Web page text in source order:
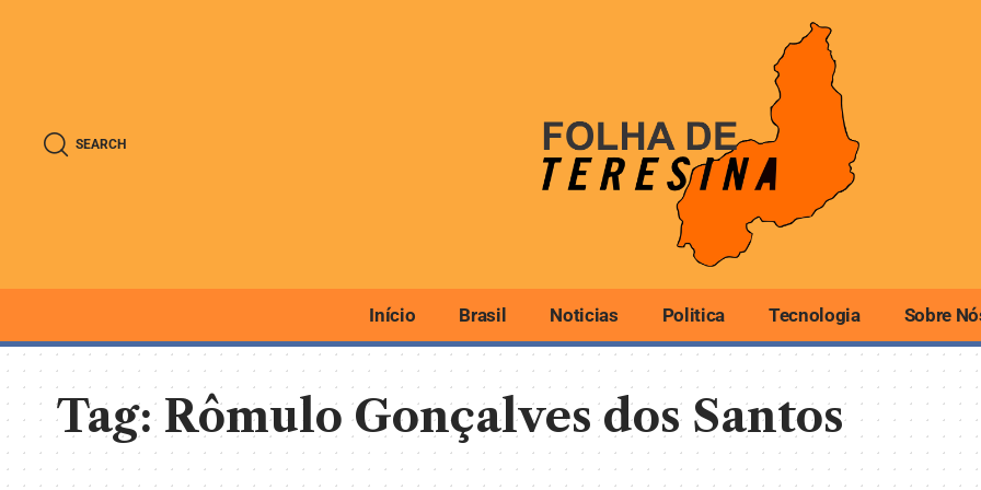
SEARCH
Início Brasil Noticias Politica Tecnologia Sobre
Tag:Rômulo Gonçalves dos Santos